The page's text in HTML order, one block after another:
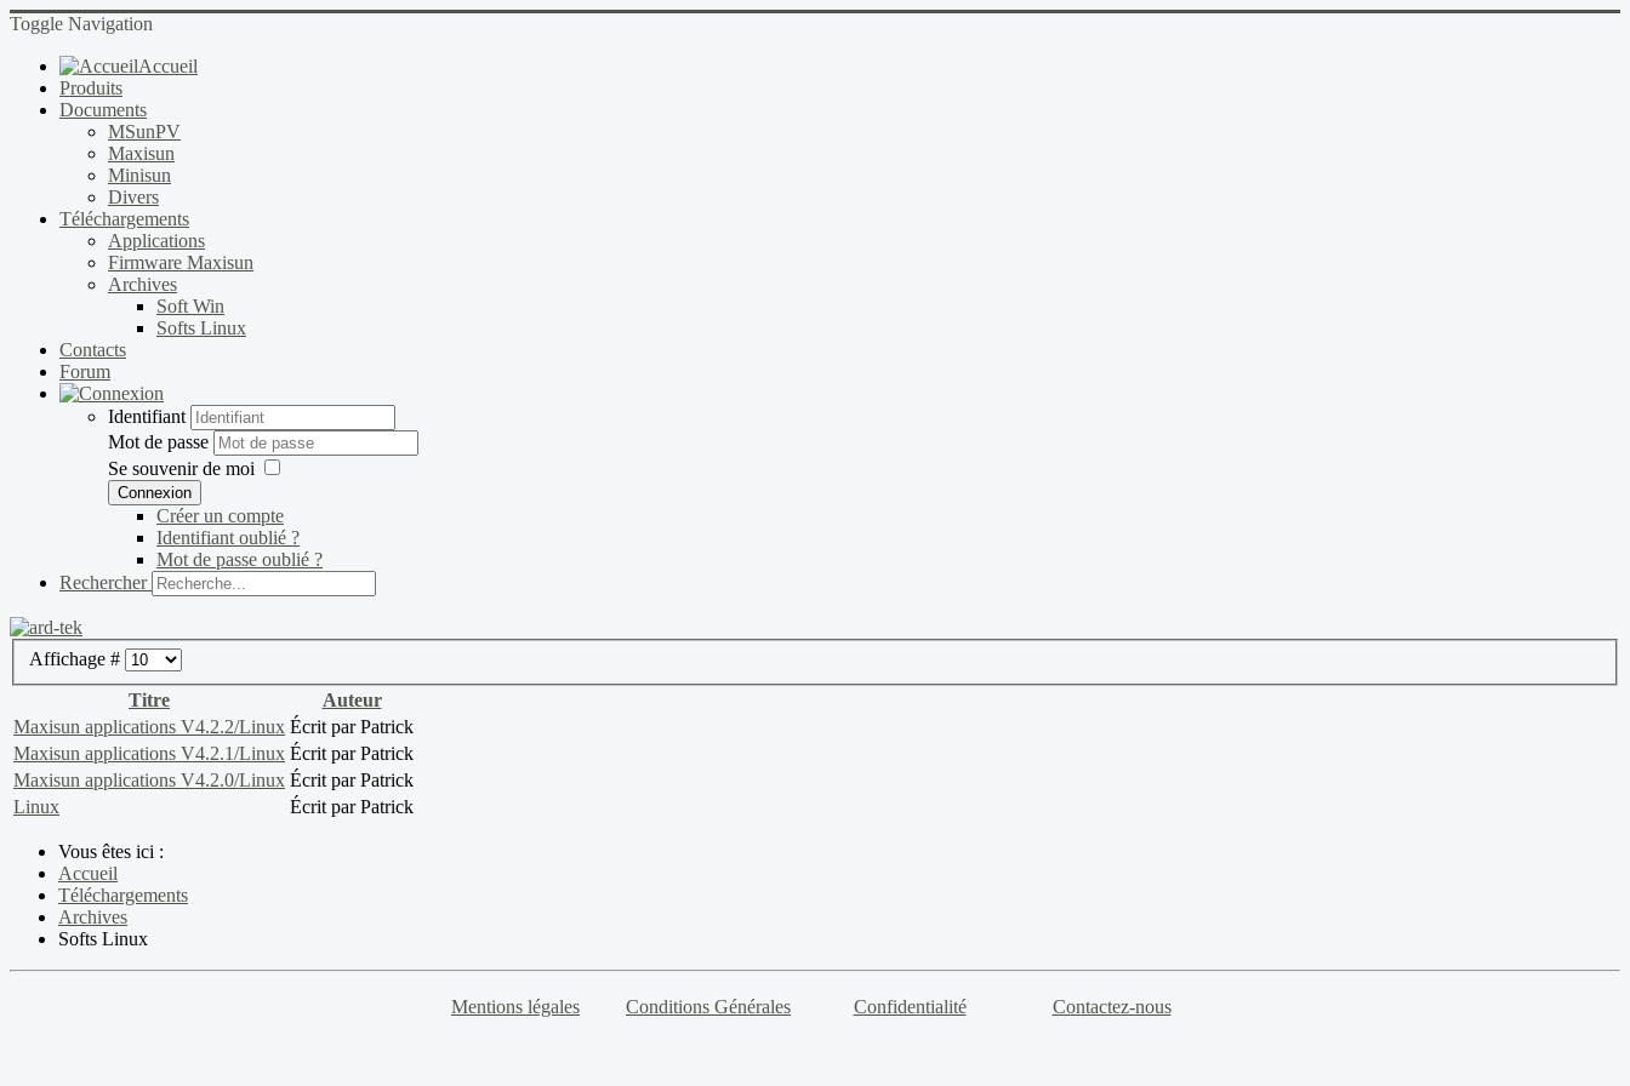
Toggle Navigation
Accueil
Produits
Documents
MSunPV
Maxisun
Minisun
Divers
Téléchargements
Applications
Firmware Maxisun
Archives
Soft Win
Softs Linux
Contacts
Forum
Identifiant
Mot de passe
Se souvenir de moi
Connexion
Créer un compte
Identifiant oublié ?
Mot de passe oublié ?
Rechercher
Affichage #
Titre
Auteur
Maxisun applications V4.2.2/Linux Écrit par Patrick
Maxisun applications V4.2.1/Linux Écrit par Patrick
Maxisun applications V4.2.0/Linux Écrit par Patrick
Linux
Écrit par Patrick
Vous êtes ici :
Accueil
Téléchargements
Archives
Softs Linux
Mentions légales Conditions Générales Confidentialité Contactez-nous